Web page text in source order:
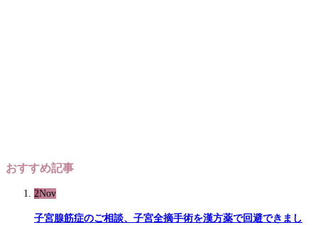
おすすめ記事
2Nov
子宮腺筋症のご相談、子宮全摘手術を漢方薬で回避できまし